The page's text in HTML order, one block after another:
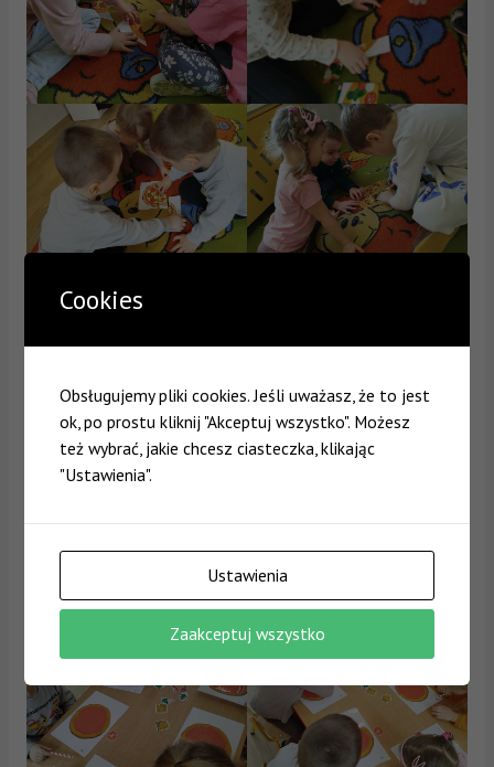
Cookies
Obsługujemy pliki cookies. Jeśli uważasz, że to jest
ok, po prostu kliknij "Akceptuj wszystko". Możesz
też wybrać, jakie chcesz ciasteczka, klikając
"Ustawienia".
Ustawienia
Zaakceptuj wszystko